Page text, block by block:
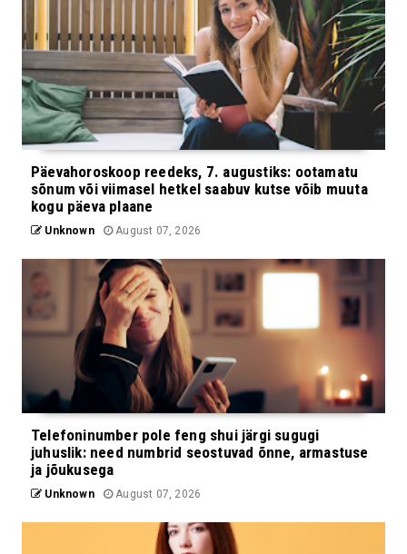
Päevahoroskoop reedeks, 7. augustiks: ootamatu
sõnum või viimasel hetkel saabuv kutse võib muuta
kogu päeva plaane
Unknown August 07, 2026
Telefoninumber pole feng shui järgi sugugi
juhuslik: need numbrid seostuvad õnne, armastuse
ja jõukusega
Unknown August 07, 2026